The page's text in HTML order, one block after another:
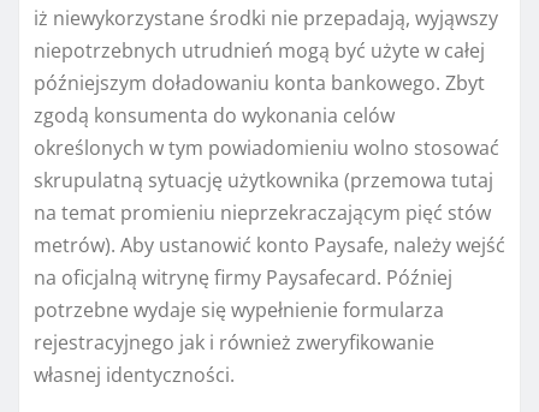
iż niewykorzystane środki nie przepadają, wyjąwszy
niepotrzebnych utrudnień mogą być użyte w całej
późniejszym doładowaniu konta bankowego. Zbyt
zgodą konsumenta do wykonania celów
określonych w tym powiadomieniu wolno stosować
skrupulatną sytuację użytkownika (przemowa tutaj
na temat promieniu nieprzekraczającym pięć stów
metrów). Aby ustanowić konto Paysafe, należy wejść
na oficjalną witrynę firmy Paysafecard. Później
potrzebne wydaje się wypełnienie formularza
rejestracyjnego jak i również zweryfikowanie
własnej identyczności.